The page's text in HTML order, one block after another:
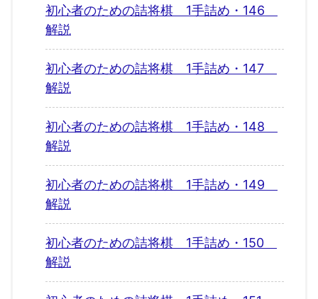
初心者のための詰将棋 1手詰め・146
解説
初心者のための詰将棋 1手詰め・147
解説
初心者のための詰将棋 1手詰め・148
解説
初心者のための詰将棋 1手詰め・149
解説
初心者のための詰将棋 1手詰め・150
解説